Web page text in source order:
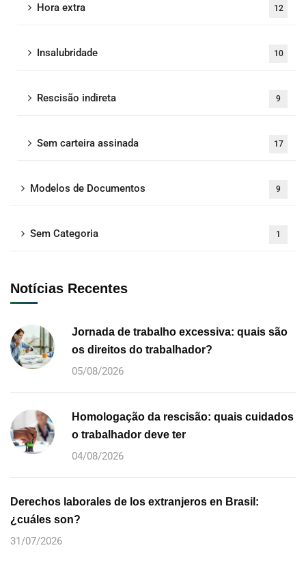
Hora extra 12
Insalubridade 10
Rescisão indireta 9
Sem carteira assinada 17
Modelos de Documentos 9
Sem Categoria 1
Notícias Recentes
Jornada de trabalho excessiva: quais são
os direitos do trabalhador?
05/08/2026
Homologação da rescisão: quais cuidados
o trabalhador deve ter
04/08/2026
Derechos laborales de los extranjeros en Brasil:
¿cuáles son?
31/07/2026